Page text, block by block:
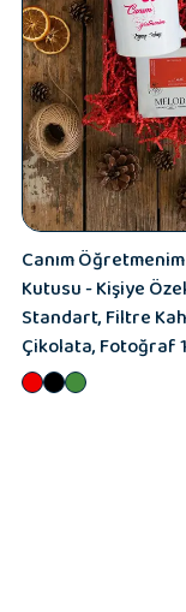
Canım
Kutusu - Kişiye
Standart, Filtre
Çikolata, Fotoğraf